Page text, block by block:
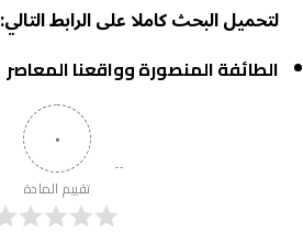
لتحميل البحث كاملا على الرابط التالي:
الطائفة المنصورة وواقعنا المعاصر
٠
تقييم المادة